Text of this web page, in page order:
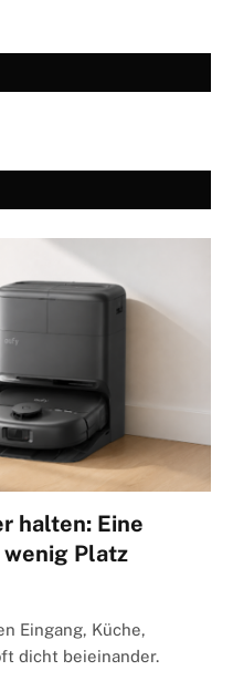
halten: Eine
Platz
Eingang, Küche,
dicht beieinander.